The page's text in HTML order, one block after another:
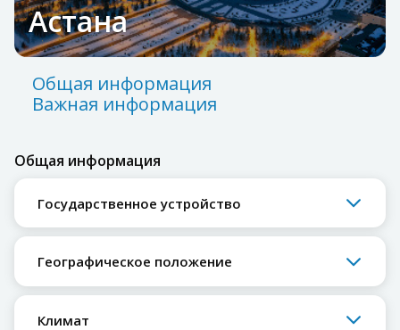
Астана
Общая информация
Важная информация
Общая информация
Государственное устройство
Географическое положение
Климат